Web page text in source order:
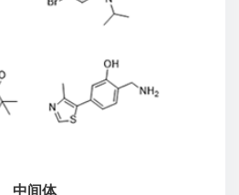
中间体